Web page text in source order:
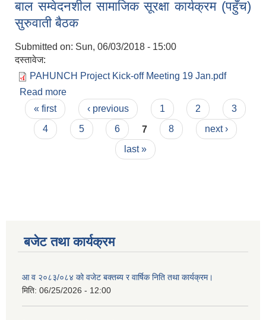
बाल सम्वेदनशील सामाजिक सूरक्षा कार्यक्रम (पहुँच)
सुरुवाती बैठक
Submitted on: Sun, 06/03/2018 - 15:00
दस्तावेज:
PAHUNCH Project Kick-off Meeting 19 Jan.pdf
Read more
सुरुवाती बैठक
Pages
« first ‹ previous 1 2
3
4
5 6 7 8
next ›
last »
बजेट तथा कार्यक्रम
आ व २०८३/०८४ को वजेट बक्तब्य र वार्षिक निति तथा कार्यक्रम।
मिति: 06/25/2026 - 12:00